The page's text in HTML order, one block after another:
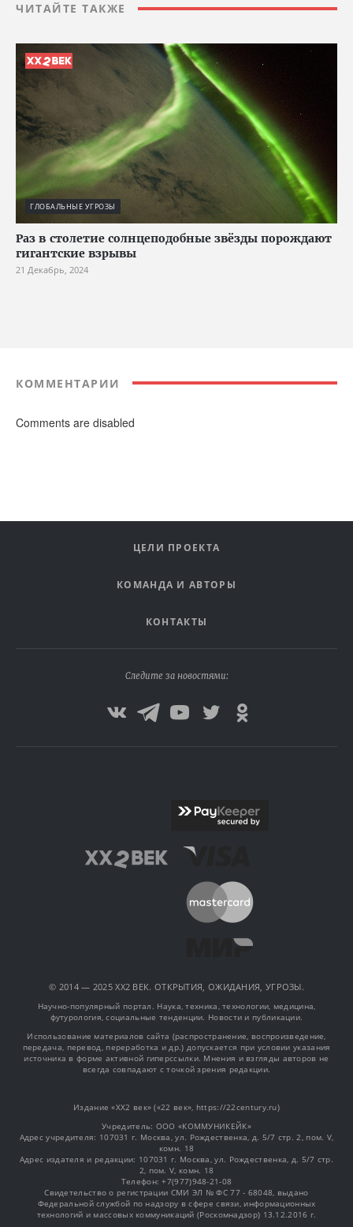
ЧИТАЙТЕ ТАКЖЕ
ГЛОБАЛЬНЫЕ УГРОЗЫ
Раз в столетие солнцеподобные звёзды порождают
гигантские взрывы
21 Декабрь, 2024
КОММЕНТАРИИ
Comments are disabled
ЦЕЛИ ПРОЕКТА
КОМАНДА И АВТОРЫ
КОНТАКТЫ
Следите за новостями:
© 2014 — 2025 XX2 ВЕК. ОТКРЫТИЯ, ОЖИДАНИЯ, УГРОЗЫ.
Научно-популярный портал. Наука, техника, технологии, медицина,
футурология, социальные тенденции. Новости и публикации.
Использование материалов сайта (распространение, воспроизведение,
передача, перевод, переработка и др.) допускается при условии указания
источника в форме активной гиперссылки. Мнения и взгляды авторов не
всегда совпадают с точкой зрения редакции.
Издание «XX2 век» («22 век», https://22century.ru)
Учредитель: OOO «КОММУНИКЕЙК»
Адрес учредителя: 107031 г. Москва, ул. Рождественка, д. 5/7 стр. 2, пом. V,
комн. 18
Адрес издателя и редакции: 107031 г. Москва, ул. Рождественка, д. 5/7 стр.
2, пом. V, комн. 18
Телефон: +7(977)948-21-08
Свидетельство о регистрации СМИ ЭЛ № ФС 77 - 68048, выдано
Федеральной службой по надзору в сфере связи, информационных
технологий и массовых коммуникаций (Роскомнадзор) 13.12.2016 г.